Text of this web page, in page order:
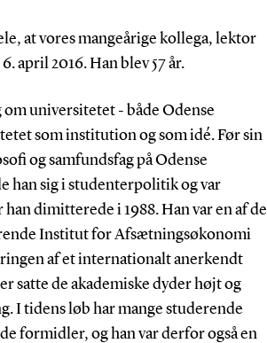
at vores mangeårige kollega, lektor
april 2016. Han blev 57 år.
universitetet - både Odense
som institution og som idé. Før sin
og samfundsfag på Odense
han sig i studenterpolitik og var
dimitterede i 1988. Han var en af de
Institut for Afsætningsøkonomi
af et internationalt anerkendt
satte de akademiske dyder højt og
I tidens løb har mange studerende
formidler, og han var derfor også en